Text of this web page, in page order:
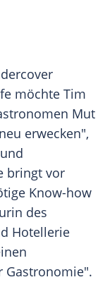
möchte Tim
Mut
erwecken",
bringt vor
Know-how
des
Hotellerie
Gastronomie".